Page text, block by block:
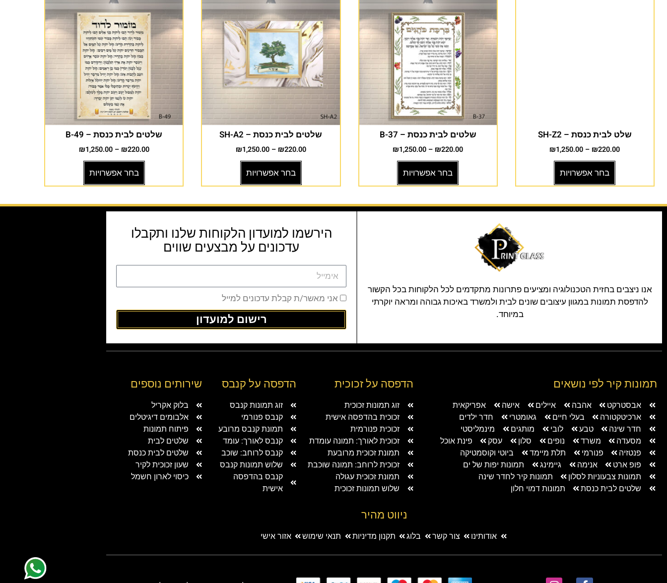
שלט לבית כנסת – SH-Z2
₪220.00
–
₪1,250.00
בחר אפשרויות
שלטים לבית כנסת – B-37
₪220.00
–
₪1,250.00
בחר אפשרויות
שלטים לבית כנסת – SH-A2
₪220.00
–
₪1,250.00
בחר אפשרויות
שלטים לבית כנסת – B-49
₪220.00
–
₪1,250.00
בחר אפשרויות
אנו ניצבים בחזית הטכנולוגיה ומציעים פתרונות מתקדמים לכל הלקוחות בכל הקשור
להדפסת תמונות במגוון עיצובים שונים לבית ולמשרד באיכות גבוהה ומראה יוקרתי
במיוחד.
הירשמו למועדון הלקוחות שלנו ותקבלו
עדכונים על מבצעים שווים
אני מאשר/ת קבלת עדכונים למייל
רישום למועדון
תמונות קיר לפי נושאים
אבסטרקט אהבה איילים אישה
אפריקאית
ארכיטקטורה
בעלי חיים גאומטרי
חדר ילדים
חדר שינה
טבע לובי מותגים
מינמליסטי
מסעדה
משרד נופים סלון עסק
פינת אוכל
פנטזיה
פנורמי תלת מיימד
ביוטי וקוסמטיקה
פופ ארט
אנימה גיימינג
תמונות יפות של ים
תמונות צבעוניות לסלון
תמונות קיר לחדר שינה
שלטים לבית כנסת
תמונות דמוי חלון
הדפסה על זכוכית
זוג תמונות זכוכית
זכוכית בהדפסה אישית
זכוכית פנורמית
זכוכית לאורך: תמונה עומדת
תמונת זכוכית מרובעת
זכוכית לרוחב: תמונה שוכבת
תמונת זכוכית עגולה
שלוש תמונות זכוכית
הדפסה על קנבס
זוג תמונות קנבס
קנבס פנורמי
תמונת קנבס מרובע
קנבס לאורך: עומד
קנבס לרוחב: שוכב
שלוש תמונות קנבס
קנבס בהדפסה
אישית
שירותים נוספים
בלוק אקריל
אלבומים דיגיטלים
פיתוח תמונות
שלטים לבית
שלטים לבית כנסת
שעון זכוכית לקיר
כיסוי לארון חשמל
ניווט מהיר
אודותינו צור קשר בלוג תקנון מדיניות תנאי שימוש אזור אישי